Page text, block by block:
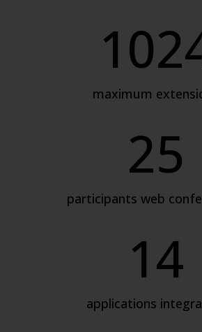
maximum
25
participants web
14
applications